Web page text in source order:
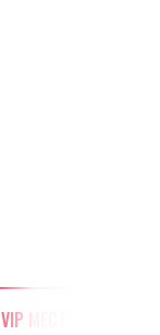
VIP МЕСТА